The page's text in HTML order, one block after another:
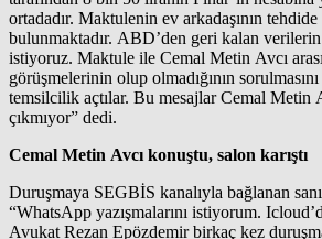
ortadadır. Maktulenin ev arkadaşının
bulunmaktadır. ABD’den geri kalan
istiyoruz. Maktule ile Cemal Metin Avcı
görüşmelerinin olup olmadığının
temsilcilik açtılar. Bu mesajlar Cemal Metin
çıkmıyor” dedi.
Cemal Metin Avcı konuştu, salon karıştı
Duruşmaya SEGBİS kanalıyla bağlanan
“WhatsApp yazışmalarını istiyorum.
Avukat Rezan Epözdemir birkaç kez